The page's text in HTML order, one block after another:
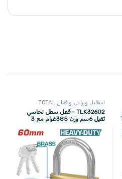
اسافيل وبراغي واقفال TOTAL
TLK32602 - قفل سطل نحاسي
ثقيل 6سم وزن 385غرام مع 3